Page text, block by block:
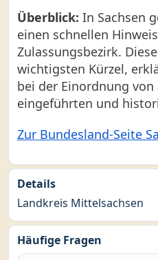
Überblick: In Sachsen
einen schnellen
Zulassungsbezirk.
wichtigsten Kürzel,
bei der Einordnung
eingeführten und
Zur Bundesland-Seite
Details
Landkreis Mittelsachsen
Häufige Fragen